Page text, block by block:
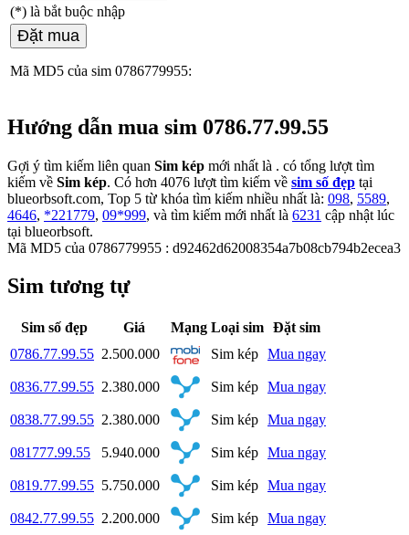
(*) là bắt buộc nhập
Đặt mua
Mã MD5 của sim 0786779955:
Hướng dẫn mua sim 0786.77.99.55
Gợi ý tìm kiếm liên quan Sim kép mới nhất là . có tổng lượt tìm
kiếm về Sim kép. Có hơn 4076 lượt tìm kiếm về sim số đẹp tại
blueorbsoft.com, Top 5 từ khóa tìm kiếm nhiều nhất là: 098, 5589,
4646, *221779, 09*999, và tìm kiếm mới nhất là 6231 cập nhật lúc
tại blueorbsoft.
Mã MD5 của 0786779955 : d92462d62008354a7b08cb794b2ecea3
Sim tương tự
Sim số đẹp Giá Mạng Loại sim Đặt sim
0786.77.99.55 2.500.000 Sim kép Mua ngay
0836.77.99.55 2.380.000 Sim kép Mua ngay
0838.77.99.55 2.380.000 Sim kép Mua ngay
081777.99.55 5.940.000 Sim kép Mua ngay
0819.77.99.55 5.750.000 Sim kép Mua ngay
0842.77.99.55 2.200.000 Sim kép Mua ngay